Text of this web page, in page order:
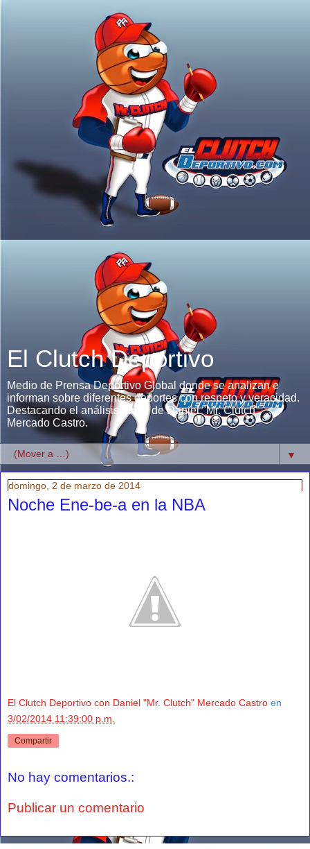
El Clutch Deportivo
Medio de Prensa Deportivo Global donde se analizan e
informan sobre diferentes deportes con respeto y veracidad.
Destacando el análisis único de Daniel "Mr. Clutch"
Mercado Castro.
▼
domingo, 2 de marzo de 2014
Noche Ene-be-a en la NBA
El Clutch Deportivo con Daniel "Mr. Clutch" Mercado Castro en
3/02/2014 11:39:00 p.m.
Compartir
No hay comentarios.:
Publicar un comentario